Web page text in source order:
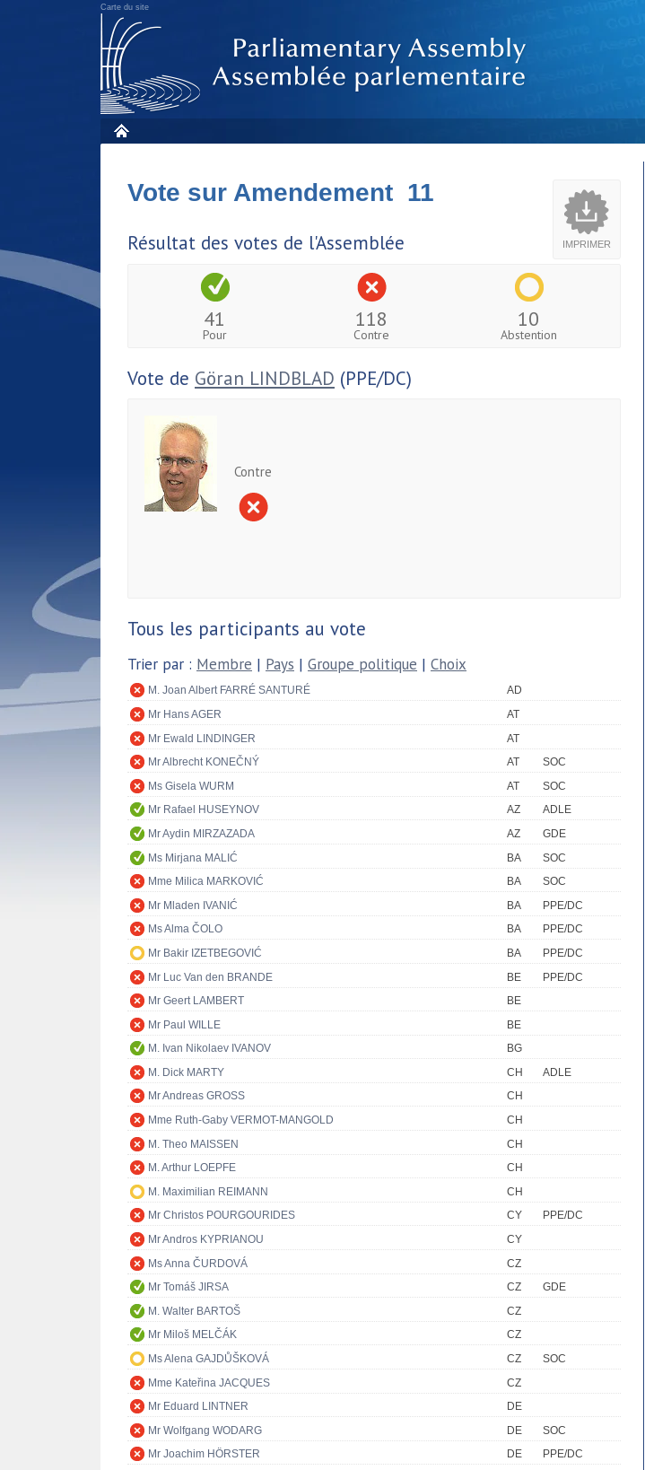
Carte du site
IMPRIMER
Vote sur Amendement 11
Résultat des votes de l'Assemblée
41
Pour
118
Contre
10
Abstention
Vote de Göran LINDBLAD (PPE/DC)
Contre
Tous les participants au vote
Trier par : Membre | Pays | Groupe politique | Choix
M. Joan Albert FARRÉ SANTURÉ
AD
Mr Hans AGER
AT
Mr Ewald LINDINGER
AT
Mr Albrecht KONEČNÝ
AT
SOC
Ms Gisela WURM
AT
SOC
Mr Rafael HUSEYNOV
AZ
ADLE
Mr Aydin MIRZAZADA
AZ
GDE
Ms Mirjana MALIĆ
BA
SOC
Mme Milica MARKOVIĆ
BA
SOC
Mr Mladen IVANIĆ
BA
PPE/DC
Ms Alma ČOLO
BA
PPE/DC
Mr Bakir IZETBEGOVIĆ
BA
PPE/DC
Mr Luc Van den BRANDE
BE
PPE/DC
Mr Geert LAMBERT
BE
Mr Paul WILLE
BE
M. Ivan Nikolaev IVANOV
BG
M. Dick MARTY
CH
ADLE
Mr Andreas GROSS
CH
Mme Ruth-Gaby VERMOT-MANGOLD
CH
M. Theo MAISSEN
CH
M. Arthur LOEPFE
CH
M. Maximilian REIMANN
CH
Mr Christos POURGOURIDES
CY
PPE/DC
Mr Andros KYPRIANOU
CY
Ms Anna ČURDOVÁ
CZ
Mr Tomáš JIRSA
CZ
GDE
M. Walter BARTOŠ
CZ
Mr Miloš MELČÁK
CZ
Ms Alena GAJDŮŠKOVÁ
CZ
SOC
Mme Kateřina JACQUES
CZ
Mr Eduard LINTNER
DE
Mr Wolfgang WODARG
DE
SOC
Mr Joachim HÖRSTER
DE
PPE/DC